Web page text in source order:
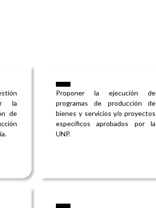
la
de
Proponer la ejecución de
programas de producción de
bienes y servicios y/o proyectos
específicos aprobados por la
UNP.